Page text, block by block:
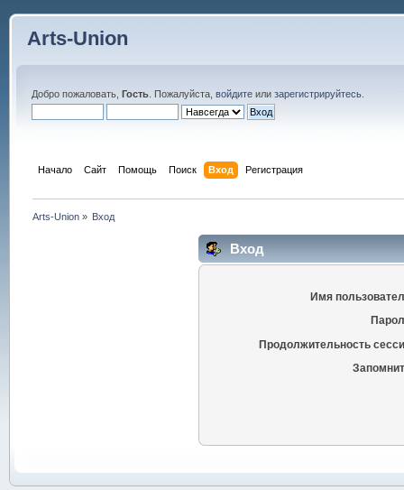
Arts-Union
Добро пожаловать, Гость. Пожалуйста, войдитеили зарегистрируйтесь.
Начало Сайт Помощь Поиск Вход Регистрация
Arts-Union » Вход
Вход
Имя
Продолжительность